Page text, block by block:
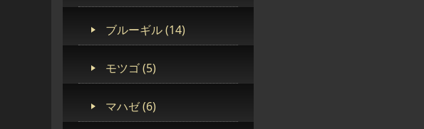
ブルーギル (14)
モツゴ (5)
マハゼ (6)